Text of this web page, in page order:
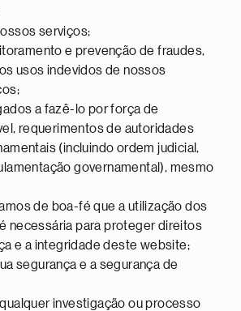
serviços;
e prevenção de fraudes,
usos indevidos de nossos
a fazê-lo por força de
requerimentos de autoridades
(incluindo ordem judicial,
governamental), mesmo
de boa-fé que a utilização dos
necessária para proteger direitos
e a integridade deste website;
segurança e a segurança de
investigação ou processo